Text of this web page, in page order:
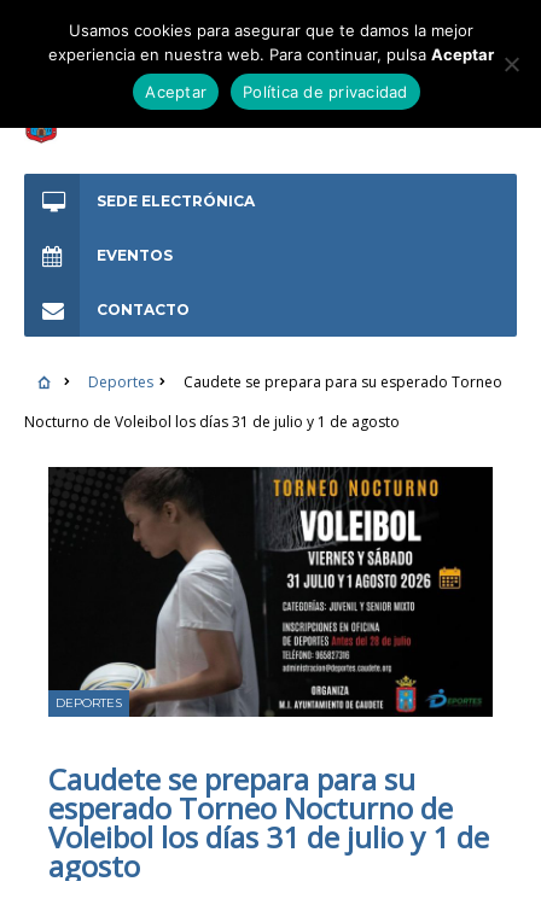
SEDE ELECTRÓNICA
EVENTOS
CONTACTO
Deportes
Caudete se prepara para su esperado Torneo
Nocturno de Voleibol los días 31 de julio y 1 de agosto
DEPORTES
Caudete se prepara para su
esperado Torneo Nocturno de
Voleibol los días 31 de julio y 1 de
agosto
Usamos cookies para asegurar que te damos la mejor
experiencia en nuestra web. Para continuar, pulsa Aceptar
Aceptar
Política de privacidad